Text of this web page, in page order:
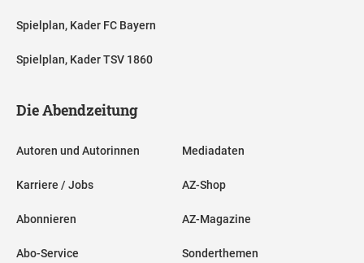
Spielplan, Kader FC Bayern
Spielplan, Kader TSV 1860
Die Abendzeitung
Autoren und Autorinnen
Karriere / Jobs
Abonnieren
Abo-Service
Mediadaten
AZ-Shop
AZ-Magazine
Sonderthemen